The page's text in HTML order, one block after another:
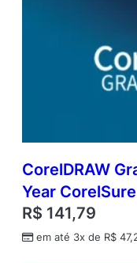
CorelDRAW
Year
R$ 141,79
em até 3x de R$